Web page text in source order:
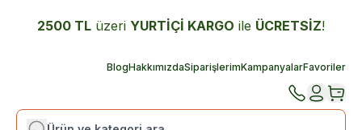
2500 TL üzeri YURTİÇİ KARGO ile ÜCRETSİZ!
BlogHakkımızdaSiparişlerimKampanyalarFavoriler